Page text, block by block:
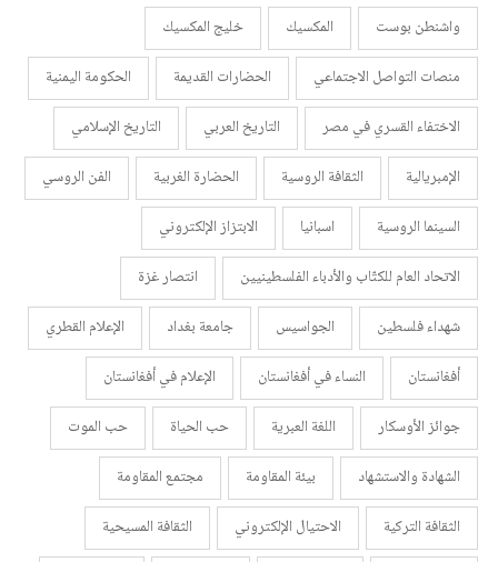
واشنطن بوست
المكسيك
خليج المكسيك
منصات التواصل الاجتماعي
الحضارات القديمة
الحكومة اليمنية
الاختفاء القسري في مصر
التاريخ العربي
التاريخ الإسلامي
الإمبريالية
الثقافة الروسية الحضارة الغربية
الفن الروسي
السينما الروسية
اسبانيا
الابتزاز الإلكتروني
الاتحاد العام للكتّاب والأدباء الفلسطينيين
انتصار غزة
شهداء فلسطين
الجواسيس جامعة بغداد
الإعلام القطري
أفغانستان
النساء في أفغانستان
الإعلام في أفغانستان
جوائز الأوسكار
اللغة العبرية حب الحياة
حب الموت
الشهادة والاستشهاد
بيئة المقاومة
مجتمع المقاومة
الثقافة التركية
الاحتيال الإلكتروني
الثقافة المسيحية